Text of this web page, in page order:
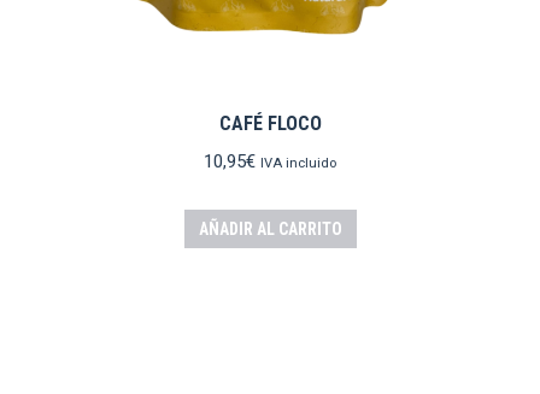
CAFÉ FLOCO
10,95€ IVA incluido
AÑADIR AL CARRITO